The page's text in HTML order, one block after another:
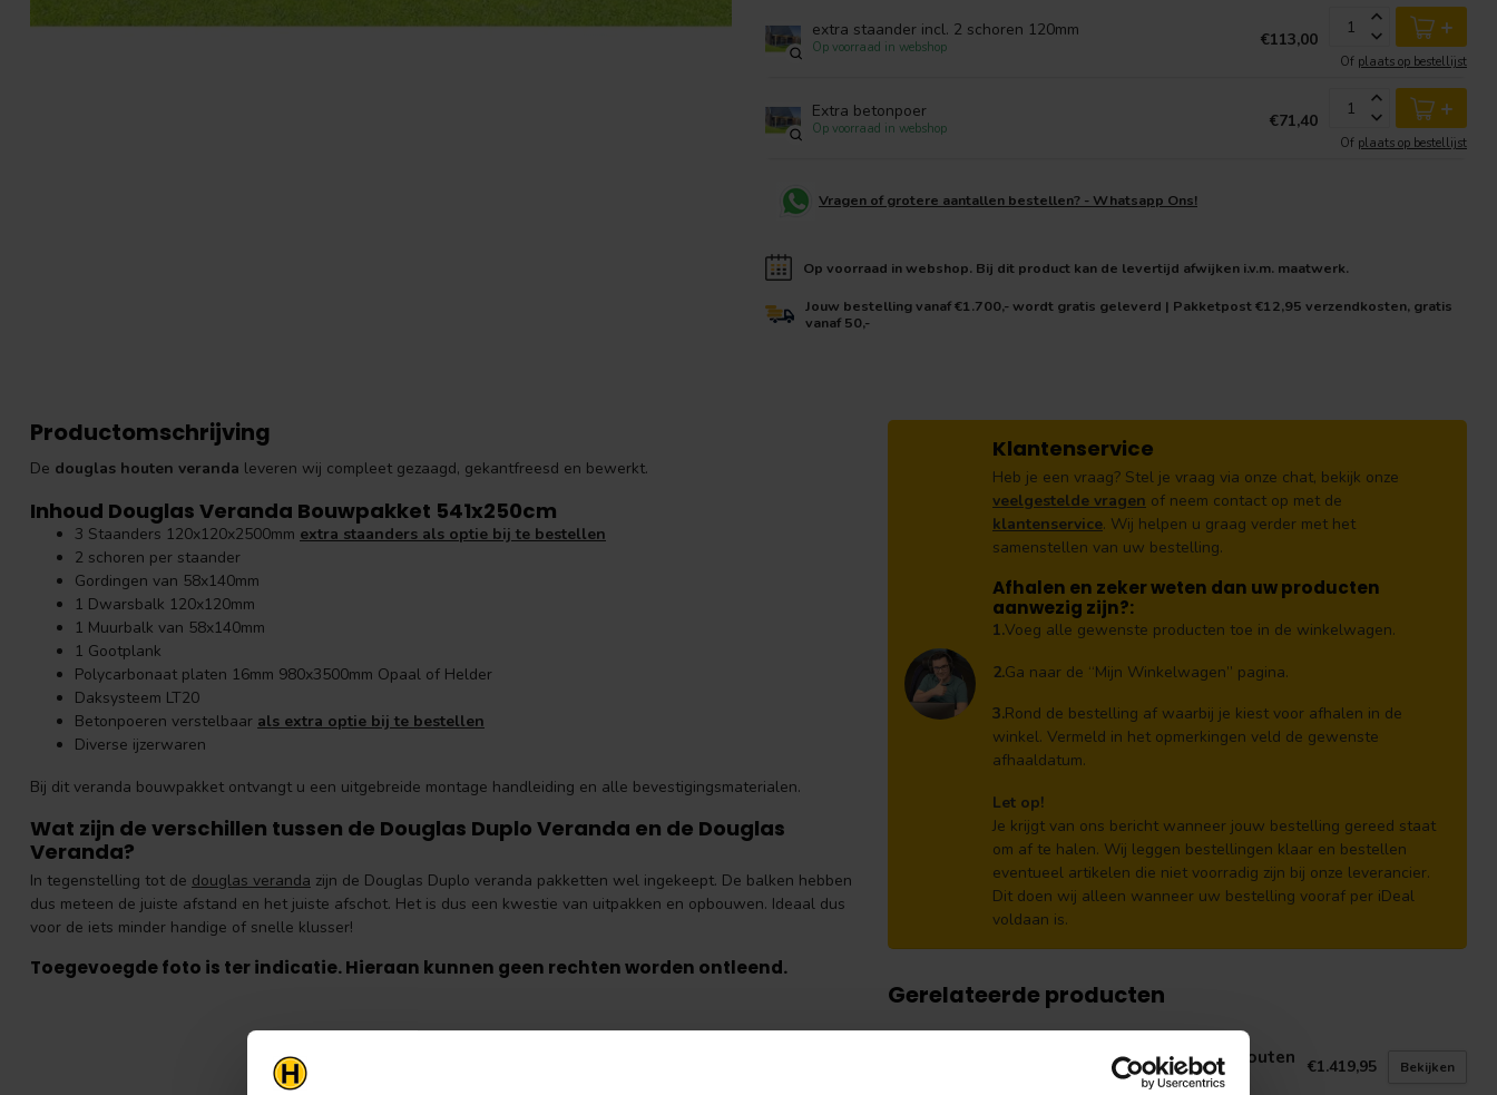
extra staander incl. 2 schoren 120mm
Op voorraad in webshop €113,00 +
Of plaats op bestellijst
Extra betonpoer
Op voorraad in webshop €71,40 +
Of plaats op bestellijst
Vragen of grotere aantallen bestellen? - Whatsapp Ons!
Op voorraad in webshop. Bij dit product kan de levertijd afwijken i.v.m. maatwerk.
Jouw bestelling vanaf €1.700,- wordt gratis geleverd | Pakketpost €12,95 verzendkosten, gratis
vanaf 50,-
Productomschrijving
De douglas houten veranda leveren wij compleet gezaagd, gekantfreesd en bewerkt.
Inhoud Douglas Veranda Bouwpakket 541x250cm
3 Staanders 120x120x2500mm extra staanders als optie bij te bestellen
2 schoren per staander
Gordingen van 58x140mm
1 Dwarsbalk 120x120mm
1 Muurbalk van 58x140mm
1 Gootplank
Polycarbonaat platen 16mm 980x3500mm Opaal of Helder
Daksysteem LT20
Betonpoeren verstelbaar als extra optie bij te bestellen
Diverse ijzerwaren
Bij dit veranda bouwpakket ontvangt u een uitgebreide montage handleiding en alle bevestigingsmaterialen.
Wat zijn de verschillen tussen de Douglas Duplo Veranda en de Douglas
Veranda?
In tegenstelling tot de douglas veranda zijn de Douglas Duplo veranda pakketten wel ingekeept. De balken hebben
dus meteen de juiste afstand en het juiste afschot. Het is dus een kwestie van uitpakken en opbouwen. Ideaal dus
voor de iets minder handige of snelle klusser!
Toegevoegde foto is ter indicatie. Hieraan kunnen geen rechten worden ontleend.
Klantenservice
Heb je een vraag? Stel je vraag via onze chat, bekijk onze
veelgestelde vragen of neem contact op met de
klantenservice. Wij helpen u graag verder met het
samenstellen van uw bestelling.
Afhalen en zeker weten dan uw producten
aanwezig zijn?:
1.Voeg alle gewenste producten toe in de winkelwagen.
2.Ga naar de “Mijn Winkelwagen” pagina.
3.Rond de bestelling af waarbij je kiest voor afhalen in de
winkel. Vermeld in het opmerkingen veld de gewenste
afhaaldatum.
Let op!
Je krijgt van ons bericht wanneer jouw bestelling gereed staat
om af te halen. Wij leggen bestellingen klaar en bestellen
eventueel artikelen die niet voorradig zijn bij onze leverancier.
Dit doen wij alleen wanneer uw bestelling vooraf per iDeal
voldaan is.
Gerelateerde producten
Douglas Veranda 500x350 cm | Houten €1.419,95 Bekijken